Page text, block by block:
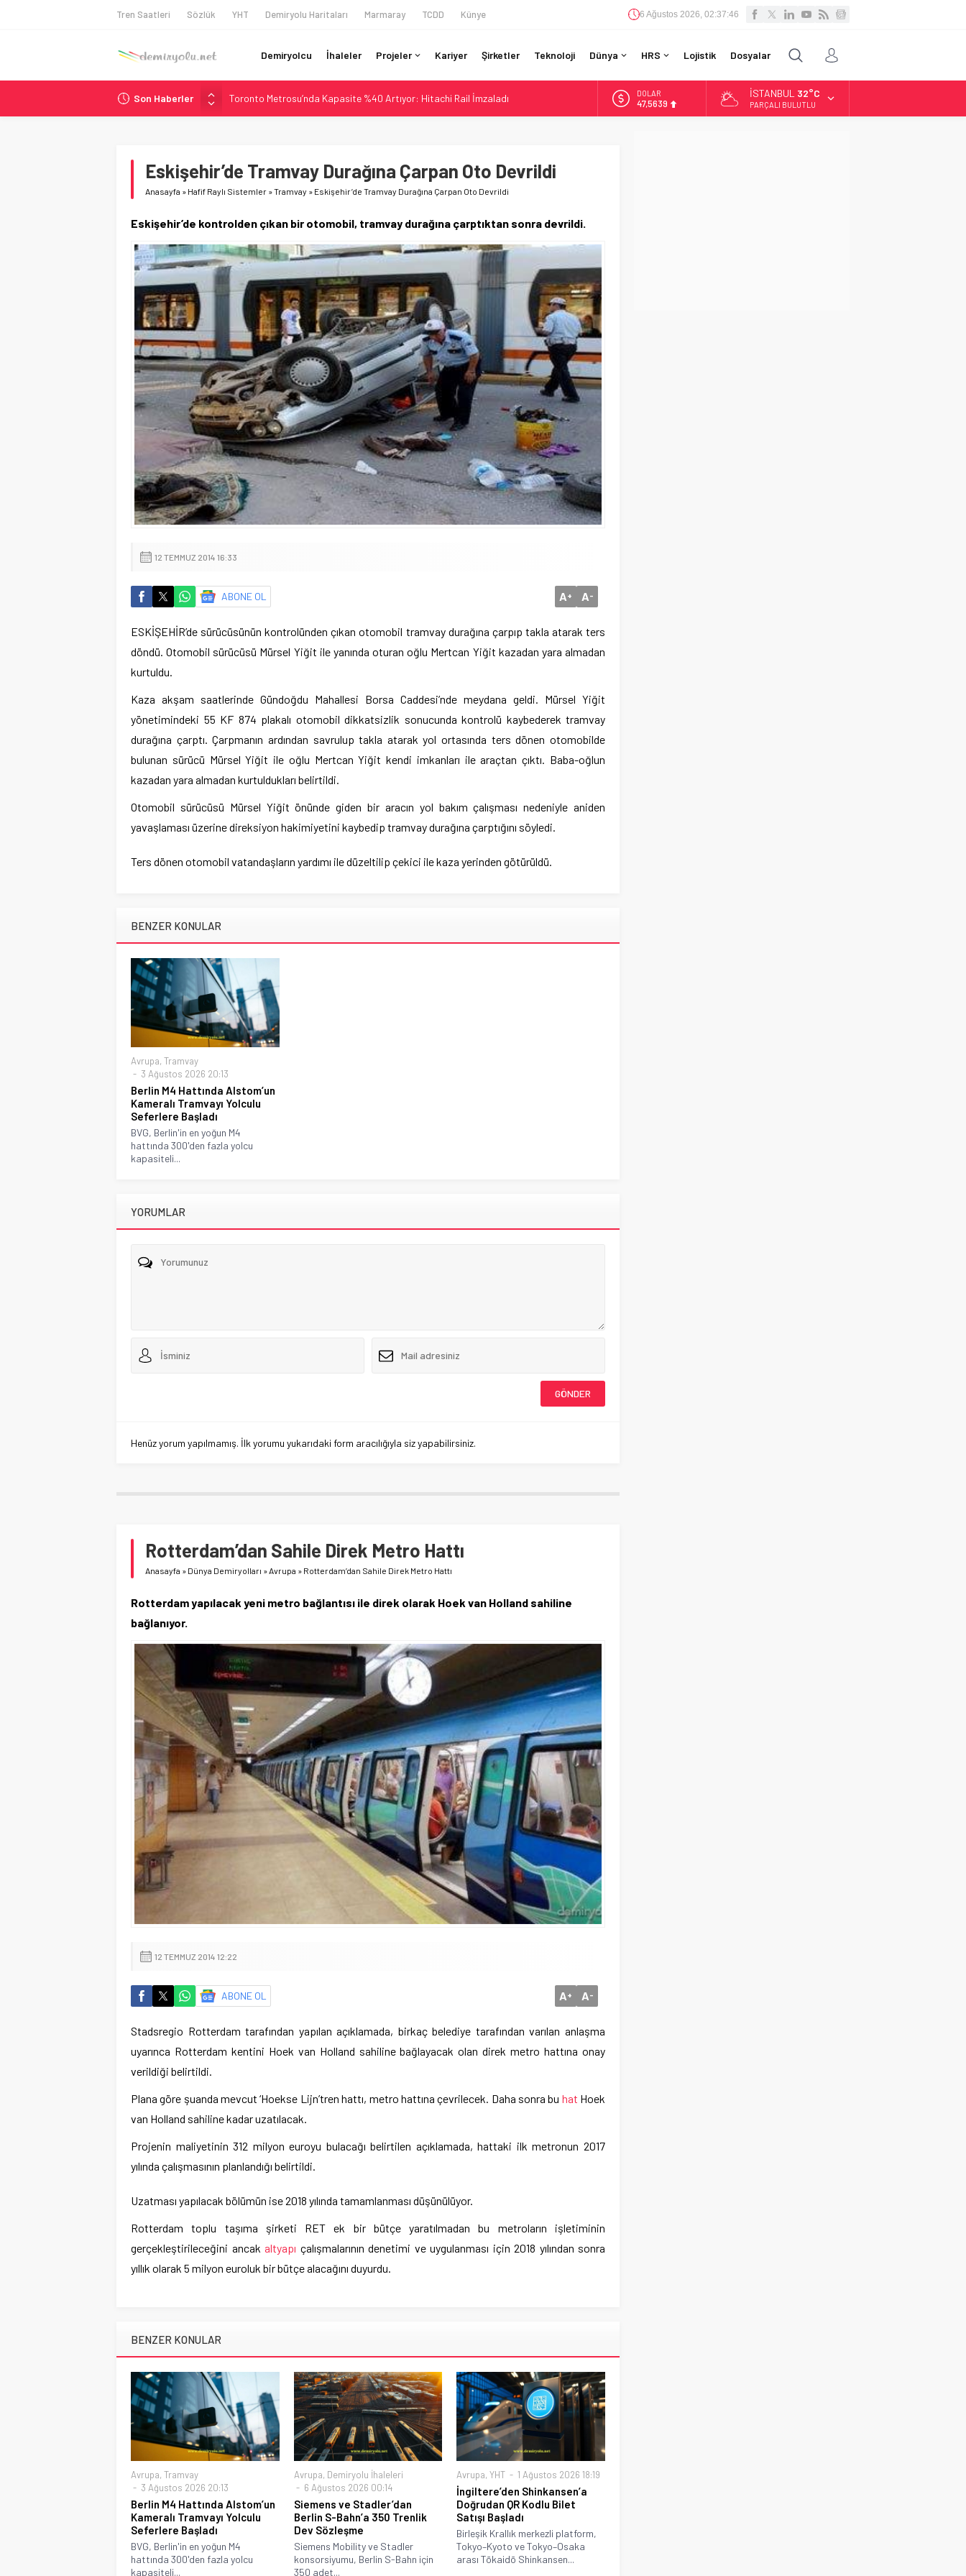
Tren Saatleri Sözlük YHT Demiryolu Haritaları Marmaray TCDD Künye 6 Ağustos 2026, 02:37:47
Demiryolcu İhaleler Projeler Kariyer Şirketler Teknoloji Dünya HRS Lojistik Dosyalar
Son Haberler
Toronto Metrosu’nda Kapasite %40 Artıyor: Hitachi Rail İmzaladı
Metrolinx’in 604 Milyon CAD’lik Toronto Uzatmasında Kazı Başladı
Japonya Maglev Onayı: Bütçe 11 Trilyon Yen, Hedef 2036
DOLAR
47,5639
İSTANBUL 32°C
PARÇALI BULUTLU
Eskişehir’de Tramvay Durağına Çarpan Oto Devrildi
Anasayfa » Hafif Raylı Sistemler »Tramvay » Eskişehir’de Tramvay Durağına Çarpan Oto Devrildi
Eskişehir’de kontrolden çıkan bir otomobil, tramvay durağına çarptıktan sonra devrildi.
12 TEMMUZ 2014 16:33
ABONE OL A+ A-
ESKİŞEHİR’de sürücüsünün kontrolünden çıkan otomobil tramvay durağına çarpıp takla atarak ters
döndü. Otomobil sürücüsü Mürsel Yiğit ile yanında oturan oğlu Mertcan Yiğit kazadan yara almadan
kurtuldu.
Kaza akşam saatlerinde Gündoğdu Mahallesi Borsa Caddesi’nde meydana geldi. Mürsel Yiğit
yönetimindeki 55 KF 874 plakalı otomobil dikkatsizlik sonucunda kontrolü kaybederek tramvay
durağına çarptı. Çarpmanın ardından savrulup takla atarak yol ortasında ters dönen otomobilde
bulunan sürücü Mürsel Yiğit ile oğlu Mertcan Yiğit kendi imkanları ile araçtan çıktı. Baba-oğlun
kazadan yara almadan kurtuldukları belirtildi.
Otomobil sürücüsü Mürsel Yiğit önünde giden bir aracın yol bakım çalışması nedeniyle aniden
yavaşlaması üzerine direksiyon hakimiyetini kaybedip tramvay durağına çarptığını söyledi.
Ters dönen otomobil vatandaşların yardımı ile düzeltilip çekici ile kaza yerinden götürüldü.
BENZER KONULAR
Avrupa, Tramvay
3 Ağustos 2026 20:13
Berlin M4 Hattında Alstom’un
Kameralı Tramvayı Yolculu
Seferlere Başladı
BVG, Berlin'in en yoğun M4
hattında 300'den fazla yolcu
kapasiteli...
YORUMLAR
Henüz yorum yapılmamış. İlk yorumu yukarıdaki form aracılığıyla siz yapabilirsiniz.
Rotterdam’dan Sahile Direk Metro Hattı
Anasayfa » Dünya Demiryolları »Avrupa » Rotterdam’dan Sahile Direk Metro Hattı
Rotterdam yapılacak yeni metro bağlantısı ile direk olarak Hoek van Holland sahiline
bağlanıyor.
12 TEMMUZ 2014 12:22
ABONE OL A+ A-
Stadsregio Rotterdam tarafından yapılan açıklamada, birkaç belediye tarafından varılan anlaşma
uyarınca Rotterdam kentini Hoek van Holland sahiline bağlayacak olan direk metro hattına onay
verildiği belirtildi.
Plana göre şuanda mevcut ‘Hoekse Lijn’tren hattı, metro hattına çevrilecek. Daha sonra bu hat Hoek
van Holland sahiline kadar uzatılacak.
Projenin maliyetinin 312 milyon euroyu bulacağı belirtilen açıklamada, hattaki ilk metronun 2017
yılında çalışmasının planlandığı belirtildi.
Uzatması yapılacak bölümün ise 2018 yılında tamamlanması düşünülüyor.
Rotterdam toplu taşıma şirketi RET ek bir bütçe yaratılmadan bu metroların işletiminin
gerçekleştirileceğini ancak altyapı çalışmalarının denetimi ve uygulanması için 2018 yılından sonra
yıllık olarak 5 milyon euroluk bir bütçe alacağını duyurdu.
BENZER KONULAR
Avrupa, Tramvay
3 Ağustos 2026 20:13
Berlin M4 Hattında Alstom’un
Kameralı Tramvayı Yolculu
Seferlere Başladı
BVG, Berlin'in en yoğun M4
hattında 300'den fazla yolcu
kapasiteli...
Avrupa, Demiryolu İhaleleri
6 Ağustos 2026 00:14
Siemens ve Stadler’dan
Berlin S-Bahn’a 350 Trenlik
Dev Sözleşme
Siemens Mobility ve Stadler
konsorsiyumu, Berlin S-Bahn için
350 adet...
Avrupa,YHT 1 Ağustos 2026 18:19
İngiltere’den Shinkansen’a
Doğrudan QR Kodlu Bilet
Satışı Başladı
Birleşik Krallık merkezli platform,
Tokyo–Kyoto ve Tokyo–Osaka
arası Tōkaidō Shinkansen...